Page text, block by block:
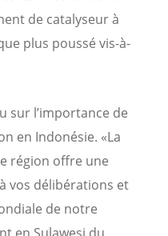
de catalyseur à
plus poussé vis-à-
sur l’importance de
en Indonésie. «La
région offre une
vos délibérations et
de notre